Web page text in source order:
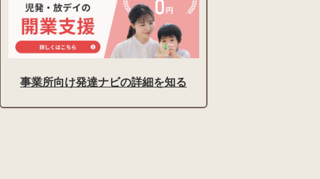
事業所向け発達ナビの詳細を知る